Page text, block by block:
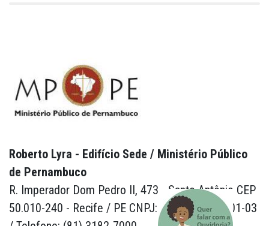
Roberto Lyra - Edifício Sede / Ministério Público
de Pernambuco
R. Imperador Dom Pedro II, 473 - Santo Antônio CEP
50.010-240 - Recife / PE CNPJ: 24.417.065/0001-03